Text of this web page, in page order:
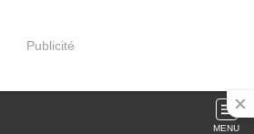
Publicité
MENU